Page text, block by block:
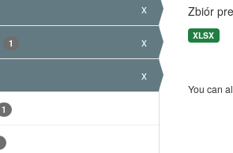
x
1 x
x
1
Zbiór
XLSX
You can